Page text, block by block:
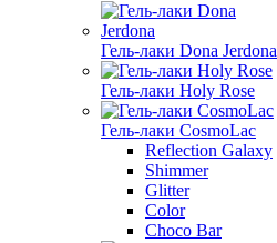
Гель-лаки Dona Jerdona
Гель-лаки Holy Rose
Гель-лаки CosmoLac
Reflection Galaxy
Shimmer
Glitter
Color
Choco Bar